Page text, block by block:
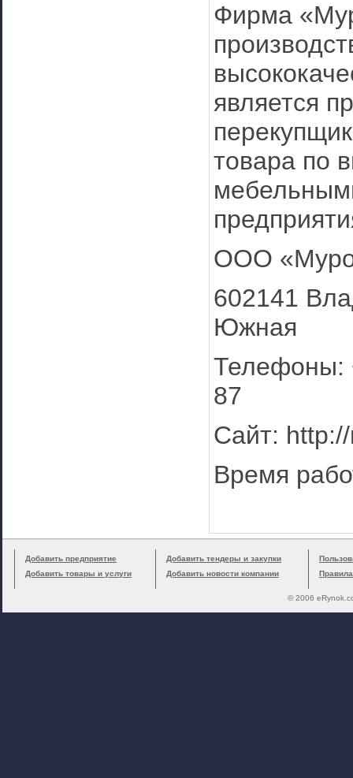
Фирма
является
товара по
ООО
602141
Южная
Телефоны:
87
Сайт:
Время
Добавить предприятие
Добавить товары и услуги
Добавить тендеры и закупки
Добавить новости компании
© 2006